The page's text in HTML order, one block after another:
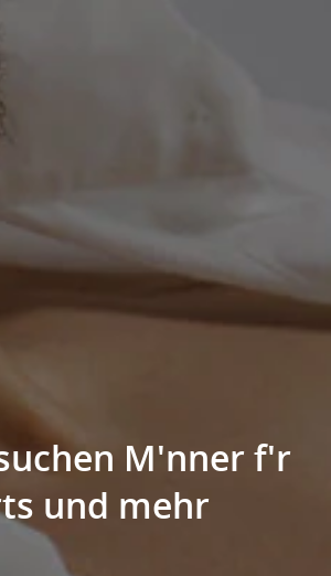
M'nner f'r
und mehr